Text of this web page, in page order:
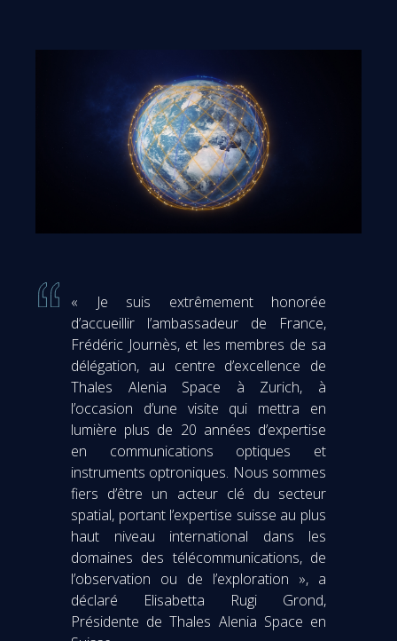
« Je suis extrêmement honorée
d’accueillir l’ambassadeur de France,
Frédéric Journès, et les membres de sa
délégation, au centre d’excellence de
Thales Alenia Space à Zurich, à
l’occasion d’une visite qui mettra en
lumière plus de 20 années d’expertise
en communications optiques et
instruments optroniques. Nous sommes
fiers d’être un acteur clé du secteur
spatial, portant l’expertise suisse au plus
haut niveau international dans les
domaines des télécommunications, de
l’observation ou de l’exploration », a
déclaré Elisabetta Rugi Grond,
Présidente de Thales Alenia Space en